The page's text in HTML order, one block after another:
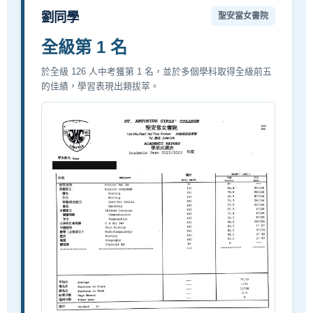
劉同學 聖安當女書院
全級第 1 名
於全級 126 人中考獲第 1 名，並於多個學科取得全級前五
的佳績，學習表現出類拔萃。